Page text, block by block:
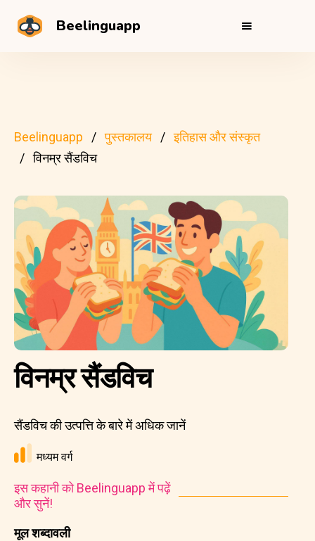
Beelinguapp
Beelinguapp पुस्तकालय
इतिहास और संस्कृत
विनम्र सैंडविच
मूल शब्दावली
विनम्र सैंडविच
सैंडविच की उत्पत्ति के बारे में अधिक जानें
मध्यम वर्ग
इस कहानी को Beelinguapp में पढ़ें
और सुनें!